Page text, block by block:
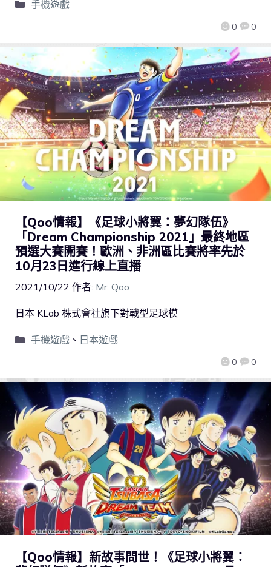
0 0
手機遊戲
【Qoo情報】《足球小將翼：夢幻隊伍》
「Dream Championship 2021」最終地區
預選大賽開賽！歐洲、非洲區比賽將率先於
10月23日進行線上直播
2021/10/22 作者: Mr. Qoo
0 0
日本 KLab 株式會社旗下對戰型足球模
手機遊戲、 日本遊戲
【Qoo情報】新故事問世！《足球小將翼：